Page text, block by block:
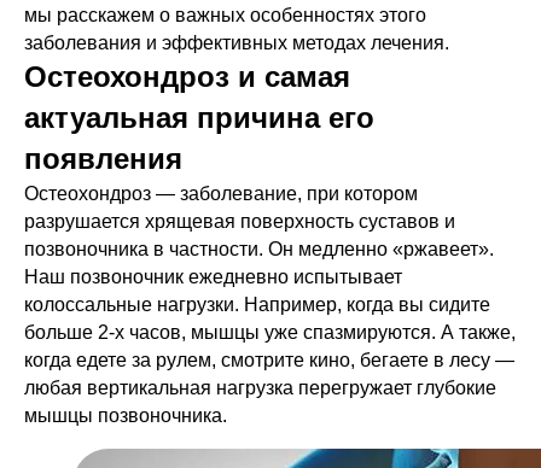
мы расскажем о важных особенностях этого
заболевания и эффективных методах лечения.
Остеохондроз и самая
актуальная причина его
появления
Остеохондроз — заболевание, при котором
разрушается хрящевая поверхность суставов и
позвоночника в частности. Он медленно «ржавеет».
Наш позвоночник ежедневно испытывает
колоссальные нагрузки. Например, когда вы сидите
больше 2-х часов, мышцы уже спазмируются. А также,
когда едете за рулем, смотрите кино, бегаете в лесу —
любая вертикальная нагрузка перегружает глубокие
мышцы позвоночника.